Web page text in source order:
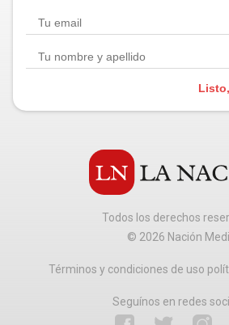
Todos los derechos
© 2026 Nación
Términos y condiciones de uso
Seguínos en redes